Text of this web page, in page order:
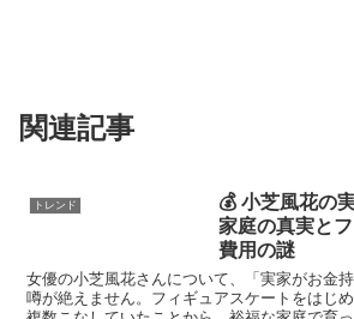
関連記事
トレンド
💰 小芝風花の
家庭の真実と
費用の謎
女優の小芝風花さんについて、「実家がお金
噂が絶えません。フィギュアスケートをはじ